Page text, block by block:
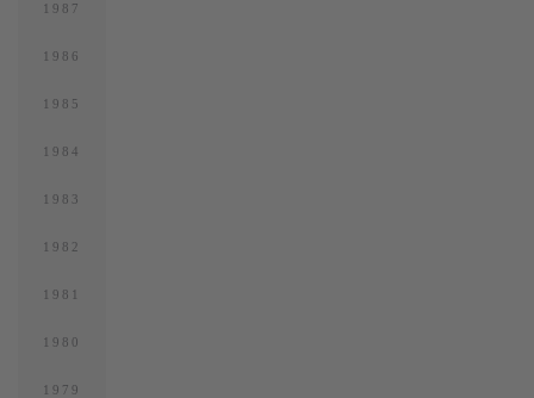
1987
1986
1985
1984
1983
1982
1981
1980
1979